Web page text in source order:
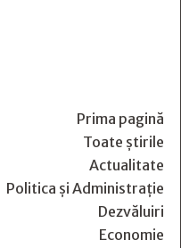
Prima pagină
Toate știrile
Actualitate
Politica și Administrație
Dezvăluiri
Economie